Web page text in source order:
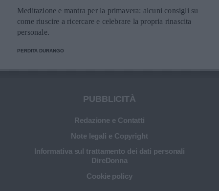
Meditazione e mantra per la primavera: alcuni consigli su
come riuscire a ricercare e celebrare la propria rinascita
personale.
PERDITA DURANGO
PUBBLICITÀ
Redazione e Contatti
Note legali e Copyright
Informativa sul trattamento dei dati personali
DireDonna
Cookie policy